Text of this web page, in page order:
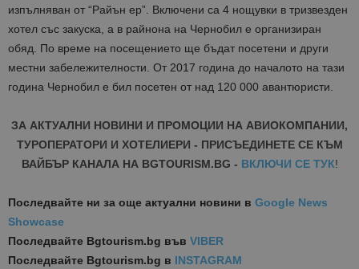
изпълняван от “Райън ер”. Включени са 4 нощувки в тризвезден
хотел със закуска, а в райнона на Чернобил е организиран
обяд. По време на посещението ще бъдат посетени и други
местни забележителности. От 2017 година до началото на тази
година Чернобил е бил посетен от над 120 000 авантюристи.
ЗА АКТУАЛНИ НОВИНИ И ПРОМОЦИИ НА АВИОКОМПАНИИ,
ТУРОПЕРАТОРИ И ХОТЕЛИЕРИ - ПРИСЪЕДИНЕТЕ СЕ КЪМ
ВАЙБЪР КАНАЛА НА BGTOURISM.BG - ВКЛЮЧИ СЕ ТУК!
Последвайте ни за още актуални новини в Google News
Showcase
Последвайте Bgtourism.bg във VIBER
Последвайте Bgtourism.bg в INSTAGRAM